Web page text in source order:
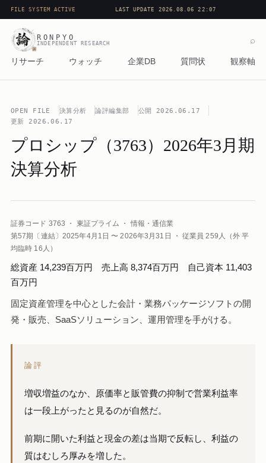
FILE SYSTEM ACTIVE LAST UPDATE 2026.08.06 22:07
RONPYO
INDEPENDENT RESEARCH
リサーチ ウォッチ 企業DB 質問状 観察軸
⌕
OPEN FILE 決算分析 論評編集部 公開 2026.06.17
更新 2026.06.17
プロシップ（3763）2026年3月期
決算分析
証券コード 3763 ・ 東証プライム ・ 情報・通信業
第57期〔連結〕2025年4月1日 〜 2026年3月31日 ・ 従業員 259人（外 平
均臨時 16人）
総資産 14,239百万円 売上高 8,374百万円 自己資本 11,403
百万円
固定資産管理を中心とした会計・業務パッケージソフトの開
発・販売、SaaSソリューション、運用管理を手がける。
論評
増収増益のなか、原価率と販管費の抑制で営業利益率
は一段上がったと見るのが自然だ。
前期に開いた利益と現金の差は当期で反転し、利益の
質はむしろ厚みを増した。